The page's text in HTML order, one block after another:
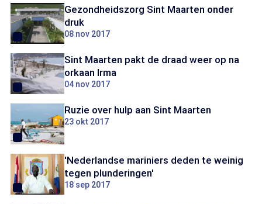
Gezondheidszorg Sint Maarten onder
druk
08 nov 2017
Sint Maarten pakt de draad weer op na
orkaan Irma
04 nov 2017
Ruzie over hulp aan Sint Maarten
23 okt 2017
'Nederlandse mariniers deden te weinig
tegen plunderingen'
18 sep 2017